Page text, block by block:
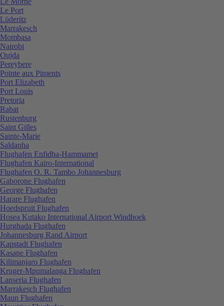
Le Port
Lüderitz
Marrakesch
Mombasa
Nairobi
Oujda
Pereybere
Pointe aux Piments
Port Elizabeth
Port Louis
Pretoria
Rabat
Rustenburg
Saint Gilles
Sainte-Marie
Saldanha
Flughafen Enfidha-Hammamet
Flughafen Kairo-International
Flughafen O. R. Tambo Johannesburg
Gaborone Flughafen
George Flughafen
Harare Flughafen
Hoedspruit Flughafen
Hosea Kutako International Airport Windhoek
Hurghada Flughafen
Johannesburg Rand Airport
Kapstadt Flughafen
Kasane Flughafen
Kilimanjaro Flughafen
Kruger-Mpumalanga Flughafen
Lanseria Flughafen
Marrakesch Flughafen
Maun Flughafen